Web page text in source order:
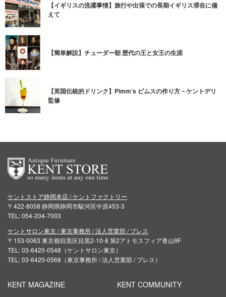
【イギリスの洗濯事情】旅行や出張での長期イギリス滞在に備
えて
【簡単解説】チューダー朝 歴代の王と女王の生涯
【英国伝統的ドリンク】Pimm’s ピムスの作り方－ケントデリ
監修
ケントストア静岡本店 / ケントファクトリー
〒422-8058 静岡県静岡市駿河区中原453-3
TEL: 054-204-7003
ケントサロン東京 / 東京事務所 / 法人営業部 / プレス
〒153-0063 東京都目黒区目黒2-10-8 第2アトモスフィア青山9F
TEL: 03-6420-0548（ケントサロン東京）
TEL: 03-6420-0568（東京事務所 / 法人営業部 / プレス）
KENT MAGAZINE KENT COMMUNITY